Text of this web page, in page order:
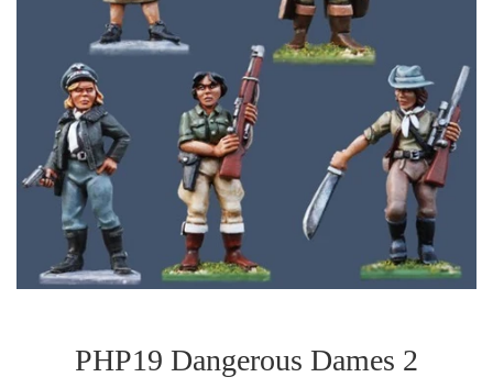
PHP19 Dangerous Dames 2